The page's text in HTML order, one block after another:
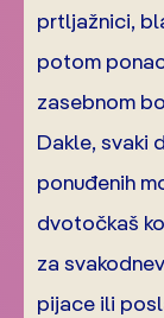
prtljažnici,
potom
zasebnom
Dakle, svaki
ponuđenih
dvotočkaš
za
pijace ili